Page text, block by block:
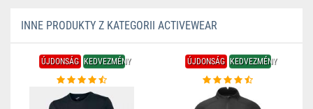
INNE PRODUKTY Z KATEGORII ACTIVEWEAR
ÚJDONSÁG KEDVEZMÉNY ÚJDONSÁG KEDVEZMÉNY